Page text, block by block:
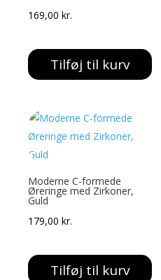
169,00kr.
Tilføj til kurv
Moderne C-formede
Øreringe med Zirkoner,
Guld
179,00kr.
Tilføj til kurv